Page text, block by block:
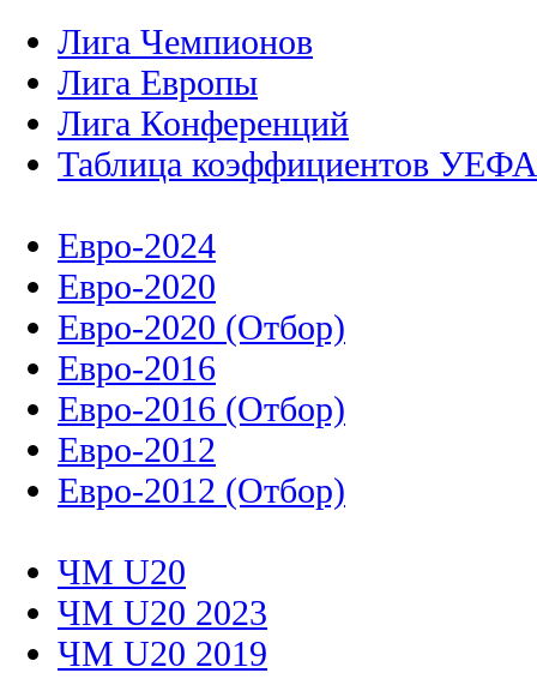
Лига Чемпионов
Лига Европы
Лига Конференций
Таблица коэффициентов УЕФА
Евро-2024
Евро-2020
Евро-2020 (Отбор)
Евро-2016
Евро-2016 (Отбор)
Евро-2012
Евро-2012 (Отбор)
ЧМ U20
ЧМ U20 2023
ЧМ U20 2019